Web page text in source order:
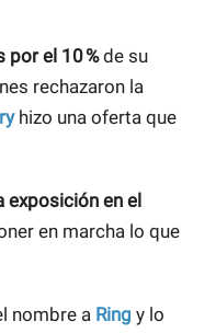
por el 10 %de su
rechazaron la
hizo una oferta que
exposición en el
en marcha lo que
nombre a Ring y lo